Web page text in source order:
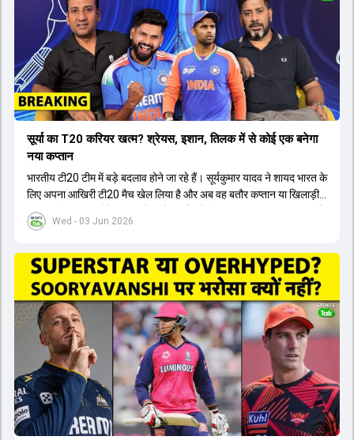
Wed - 03 Jun 2026
सूर्या का T20 करियर खत्म? श्रेयस, इशान, तिलक में से कोई एक बनेगा
नया कप्तान
भारतीय टी20 टीम में बड़े बदलाव होने जा रहे हैं। सूर्यकुमार यादव ने शायद भारत के
लिए अपना आखिरी टी20 मैच खेल लिया है और अब वह बतौर कप्तान या खिलाड़ी
टीम का हिस्सा नहीं होंगे। आयरलैंड और इंग्लैंड के खिलाफ आगामी टी20 सीरीज के
लिए नए कप्तान की तलाश जारी है। इस रेस में श्रेयस अय्यर सबसे आगे चल रहे
पटेल इस रेस में काफी पीछे हैं, जबकि संजू सैमसन और रजत पाटीदार कप्तानी की
दौड़ से बाहर हैं। आगामी सीरीज के लिए वैभव सूर्यवंशी को तीसरे ओपनर के तौर पर
टीम में शामिल किया जाएगा, जबकि अभिषेक शर्मा और संजू सैमसन पहली पसंद
होंगे। इसके अलावा नीतीश रेड्डी को बतौर ऑलराउंडर ज्यादा मौके मिलेंगे। अजीत
अगरकर की अगुवाई वाली चयन समिति और कोच गौतम गंभीर आगामी टी20 वर्ल्ड
कप और 2028 ओलंपिक के लिए लंबी अवधि का विजन लेकर चल रहे हैं।